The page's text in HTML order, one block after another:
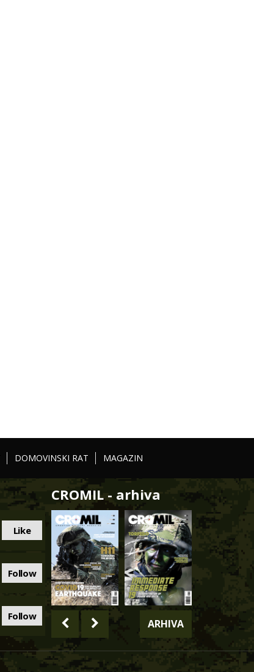
DOMOVINSKI RAT MAGAZIN
Like
Follow
Follow
CROMIL - arhiva
ARHIVA